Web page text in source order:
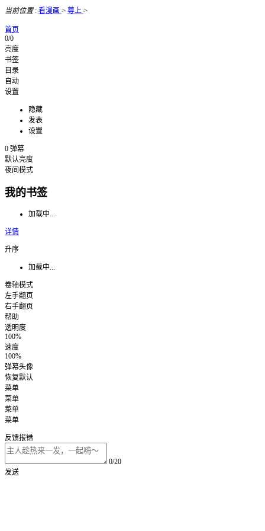
当前位置: 看漫画 > 尊上 >
首页
0/0
亮度
书签
目录
自动
设置
隐藏
发表
设置
0 弹幕
默认亮度
夜间模式
我的书签
加载中...
详情
升序
加载中...
卷轴模式
左手翻页
右手翻页
帮助
透明度
100%
速度
100%
弹幕头像
恢复默认
菜单
菜单
菜单
菜单
反馈报错
0/20
发送